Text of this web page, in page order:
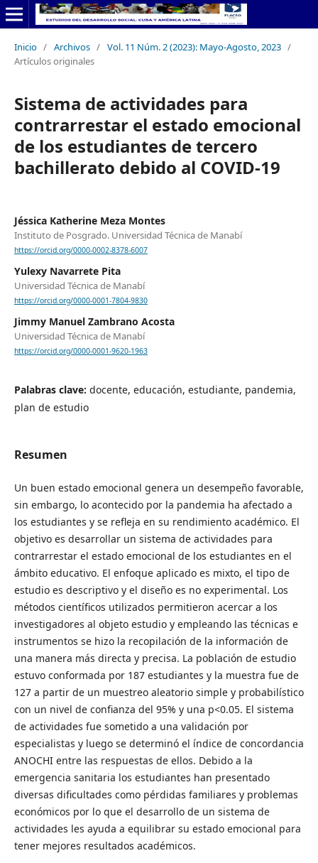
Inicio / Archivos / Vol. 11 Núm. 2 (2023): Mayo-Agosto, 2023 /
Artículos originales
Sistema de actividades para
contrarrestar el estado emocional
de los estudiantes de tercero
bachillerato debido al COVID-19
Jéssica Katherine Meza Montes
Instituto de Posgrado. Universidad Técnica de Manabí
https://orcid.org/0000-0002-8378-6007
Yulexy Navarrete Pita
Universidad Técnica de Manabí
https://orcid.org/0000-0001-7804-9830
Jimmy Manuel Zambrano Acosta
Universidad Técnica de Manabí
https://orcid.org/0000-0001-9620-1963
Palabras clave: docente, educación, estudiante, pandemia,
plan de estudio
Resumen
Un buen estado emocional genera un desempeño favorable,
sin embargo, lo acontecido por la pandemia ha afectado a
los estudiantes y se refleja en su rendimiento académico. El
objetivo es desarrollar un sistema de actividades para
contrarrestar el estado emocional de los estudiantes en el
ámbito educativo. El enfoque aplicado es mixto, el tipo de
estudio es descriptivo y el diseño es no experimental. Los
métodos científicos utilizados permitieron acercar a los
investigadores al objeto estudio y empleando las técnicas e
instrumentos se hizo la recopilación de la información de
una manera más directa y precisa. La población de estudio
estuvo conformada por 187 estudiantes y la muestra fue de
127 a partir de un muestreo aleatorio simple y probabilístico
con un nivel de confianza del 95% y una p<0.05. El sistema
de actividades fue sometido a una validación por
especialistas y luego se determinó el índice de concordancia
ANOCHI entre las respuestas de ellos. Debido a la
emergencia sanitaria los estudiantes han presentado
diversas dificultades como pérdidas familiares y problemas
económicos por lo que el desarrollo de un sistema de
actividades les ayuda a equilibrar su estado emocional para
tener mejores resultados académicos.